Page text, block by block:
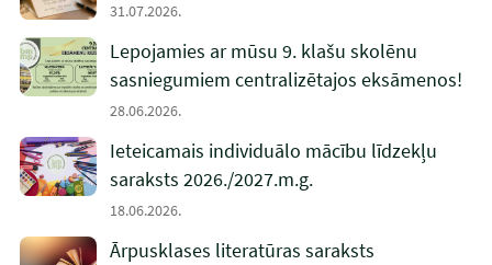
31.07.2026.
Lepojamies ar mūsu 9. klašu skolēnu
sasniegumiem centralizētajos eksāmenos!
28.06.2026.
Ieteicamais individuālo mācību līdzekļu
saraksts 2026./2027.m.g.
18.06.2026.
Ārpusklases literatūras saraksts